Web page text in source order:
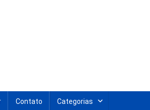
Contato Categorias